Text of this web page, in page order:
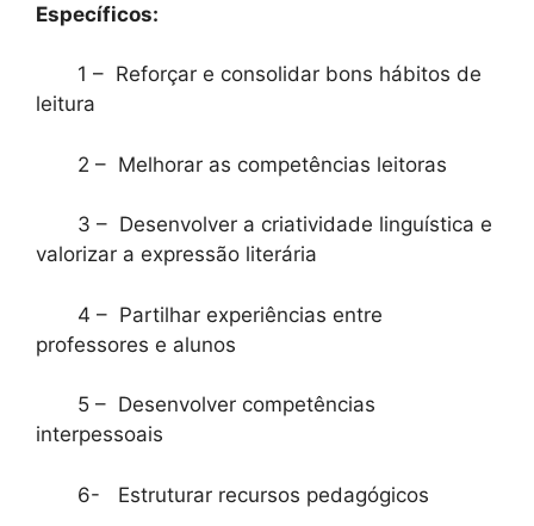
Específicos:
1 – Reforçar e consolidar bons hábitos de
leitura
2 – Melhorar as competências leitoras
3 – Desenvolver a criatividade linguística e
valorizar a expressão literária
4 – Partilhar experiências entre
professores e alunos
5 – Desenvolver competências
interpessoais
6- Estruturar recursos pedagógicos